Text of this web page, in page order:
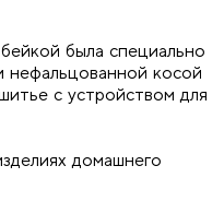
была специально
нефальцованной косой
с устройством для
домашнего